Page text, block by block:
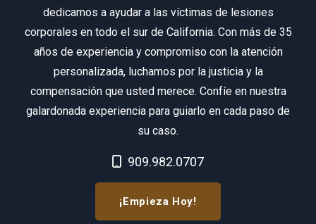
dedicamos a ayudar a las víctimas de lesiones
corporales en todo el sur de California. Con más de 35
años de experiencia y compromiso con la atención
personalizada, luchamos por la justicia y la
compensación que usted merece. Confíe en nuestra
galardonada experiencia para guiarlo en cada paso de
su caso.
Call Now at
909.982.0707
¡Empieza Hoy!